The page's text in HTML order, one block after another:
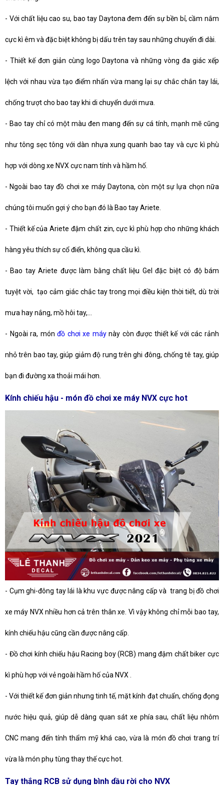
- Với chất liệu cao su, bao tay Daytona đem đến sự bền bỉ, cầm nắm
cực kì êm và đặc biệt không bị dấu trên tay sau những chuyến đi dài.
- Thiết kế đơn giản cùng logo Daytona và những vòng đa giác xếp
lệch với nhau vừa tạo điểm nhấn vừa mang lại sự chắc chắn tay lái,
chống trượt cho bao tay khi di chuyển dưới mưa.
- Bao tay chỉ có một màu đen mang đến sự cá tính, mạnh mẽ cũng
như tông sẹc tông với dàn nhựa xung quanh bao tay và cực kì phù
hợp với dòng xe NVX cực nam tính và hầm hố.
- Ngoài bao tay đồ chơi xe máy Daytona, còn một sự lựa chọn nữa
chúng tôi muốn gợi ý cho bạn đó là Bao tay Ariete.
- Thiết kế của Ariete đậm chất zin, cực kì phù hợp cho những khách
hàng yêu thích sự cổ điển, không qua cầu kì.
- Bao tay Ariete được làm bằng chất liệu Gel đặc biệt có độ bám
tuyệt vời, tạo cảm giác chắc tay trong mọi điều kiện thời tiết, dù trời
mưa hay nắng, mồ hôi tay,...
- Ngoài ra, mónđồ chơi xe máynày còn được thiết kế với các rảnh
nhỏ trên bao tay, giúp giảm độ rung trên ghi đông, chống tê tay, giúp
bạn đi đường xa thoải mái hơn.
Kính chiếu hậu - món đồ chơi xe máy NVX cực hot
- Cụm ghi-đông tay lái là khu vực được nâng cấp và trang bị đồ chơi
xe máy NVX nhiều hơn cả trên thân xe. Vì vậy không chỉ mỗi bao tay,
kính chiếu hậu cũng cần được nâng cấp.
- Đồ chơi kính chiếu hậu Racing boy (RCB) mang đậm chất biker cực
kì phù hợp với vẻ ngoài hầm hố của NVX .
-Với thiết kế đơn giản nhưng tinh tế, mặt kính đạt chuẩn, chống đọng
nước hiệu quả, giúp dễ dàng quan sát xe phía sau, chất liệu nhôm
CNC mang đến tính thẩm mỹ khá cao, vừa là món đồ chơi trang trí
vừa là món phụ tùng thay thế cực hot.
Tay thắng RCB sử dụng bình dầu rời cho NVX